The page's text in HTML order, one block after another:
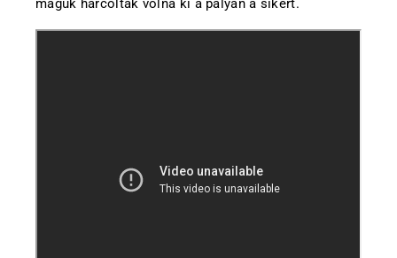
maguk harcolták volna ki a pályán a sikert.